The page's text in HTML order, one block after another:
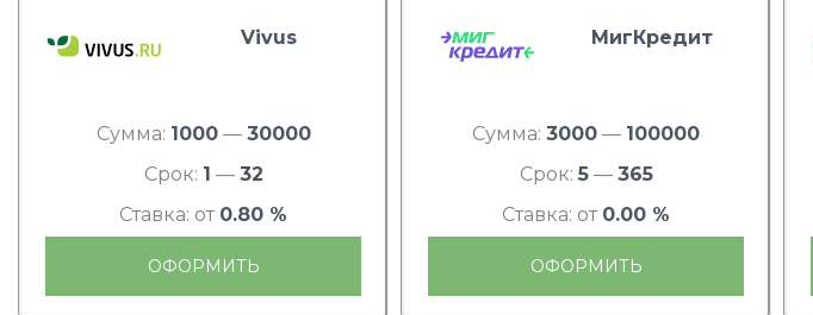
Vivus
Сумма: 1000— 30000
Срок: 1 — 32
Ставка: от 0.80 %
ОФОРМИТЬ
МигКредит
Сумма: 3000 — 100000
Срок: 5— 365
Ставка: от 0.00 %
ОФОРМИТЬ